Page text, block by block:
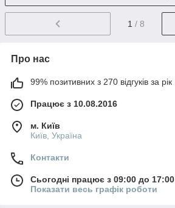
1 / 8
Про нас
99% позитивних з 270 відгуків за рік
Працює з 10.08.2016
м. Київ
Київ, Україна
Контакти
Сьогодні працює з 09:00 до 17:00
Показати весь графік роботи